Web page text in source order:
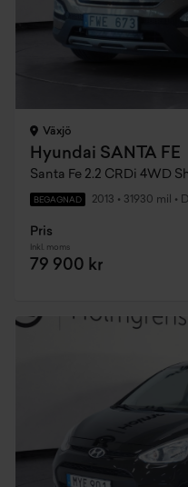
Växjö
Hyundai SANTA FE
Santa Fe 2.2 CRDi 4WD
BEGAGNAD 2013 • 31930 mil •
Pris
Inkl. moms
79 900 kr